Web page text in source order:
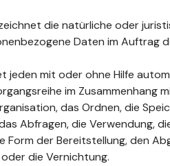
die natürliche oder
Daten im Auftrag
jeden mit oder ohne Hilfe
im Zusammenhang
das Ordnen, die
Abfragen, die Verwendung,
Form der Bereitstellung, den
die Vernichtung.